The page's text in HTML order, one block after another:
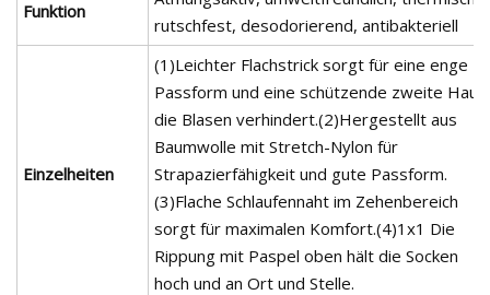
Funktion
rutschfest, desodorierend, antibakteriell
Einzelheiten
(1)Leichter Flachstrick sorgt für eine enge
Passform und eine schützende zweite Haut,
die Blasen verhindert.(2)Hergestellt aus
Baumwolle mit Stretch-Nylon für
Strapazierfähigkeit und gute Passform.
(3)Flache Schlaufennaht im Zehenbereich
sorgt für maximalen Komfort.(4)1x1 Die
Rippung mit Paspel oben hält die Socken
hoch und an Ort und Stelle.